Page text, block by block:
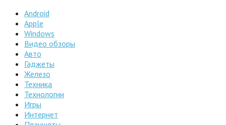
Android
Apple
Windows
Видео обзоры
Авто
Гаджеты
Железо
Техника
Технологии
Игры
Интернет